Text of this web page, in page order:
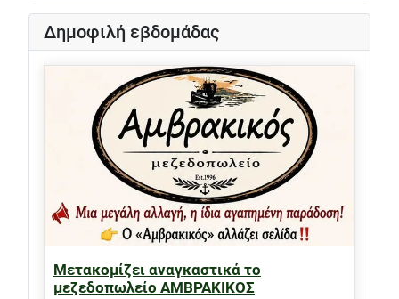
Δημοφιλή εβδομάδας
Μετακομίζει αναγκαστικά το
μεζεδοπωλείο ΑΜΒΡΑΚΙΚΟΣ